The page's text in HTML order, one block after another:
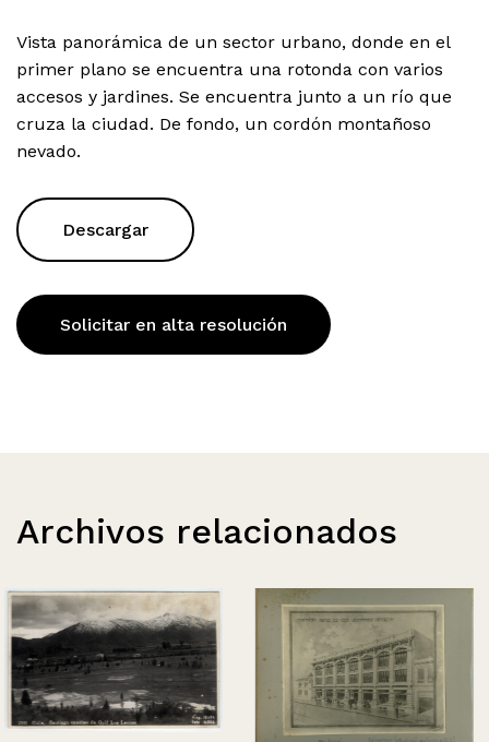
Vista panorámica de un sector urbano, donde en el
primer plano se encuentra una rotonda con varios
accesos y jardines. Se encuentra junto a un río que
cruza la ciudad. De fondo, un cordón montañoso
nevado.
Descargar
Solicitar en alta resolución
Archivos relacionados